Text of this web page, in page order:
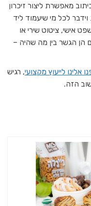
מאפשרת ליצור זיכרון
לכל מי שיעמוד ליד
אישי, ציטוט שירי או
הן הגשר בין מה שהיה –
אלינו לייעוץ מקצועי, רגיש
הזה.